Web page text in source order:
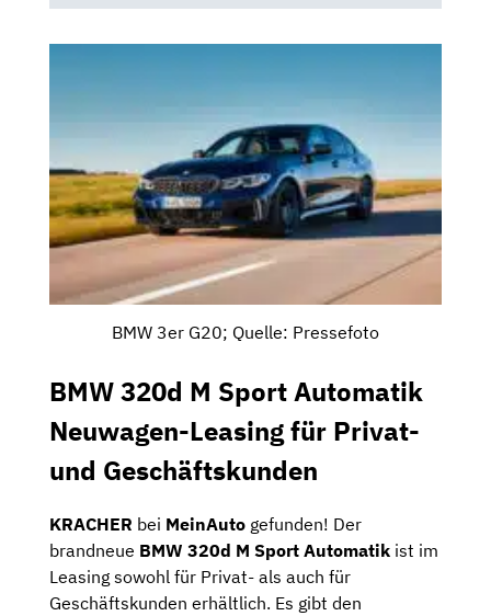
BMW 3er G20; Quelle: Pressefoto
BMW 320d M Sport Automatik
Neuwagen-Leasing für Privat-
und Geschäftskunden
KRACHER bei MeinAuto gefunden! Der
brandneue BMW 320d M Sport Automatik ist im
Leasing sowohl für Privat- als auch für
Geschäftskunden erhältlich. Es gibt den